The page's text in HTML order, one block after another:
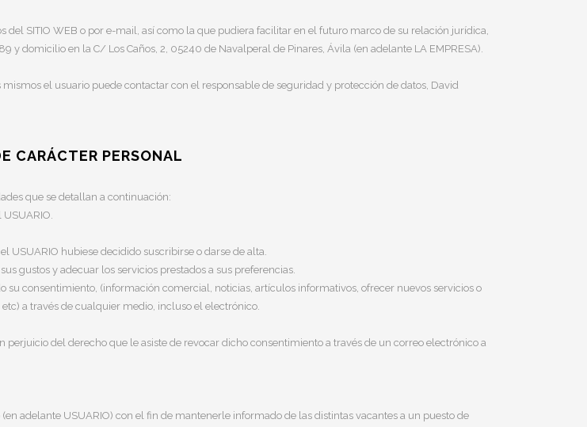
SITIO WEB o por e-mail, así como la que pudiera facilitar en el futuro marco de su relación jurídica,
y domicilio en la C/ Los Caños, 2, 05240 de Navalperal de Pinares, Ávila (en adelante LA EMPRESA).
el usuario puede contactar con el responsable de seguridad y protección de datos, David
CARÁCTER PERSONAL
que se detallan a continuación:
USUARIO hubiese decidido suscribirse o darse de alta.
gustos y adecuar los servicios prestados a sus preferencias.
consentimiento, (información comercial, noticias, artículos informativos, ofrecer nuevos servicios o
a través de cualquier medio, incluso el electrónico.
del derecho que le asiste de revocar dicho consentimiento a través de un correo electrónico a
adelante USUARIO) con el fin de mantenerle informado de las distintas vacantes a un puesto de